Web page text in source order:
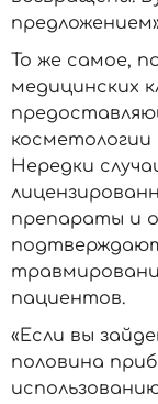
То же самое,
медицинских
косметологии
Нередки
препараты и
пациентов.
«Если вы
половина